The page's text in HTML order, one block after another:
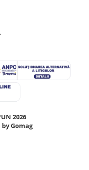
2026
Gomag